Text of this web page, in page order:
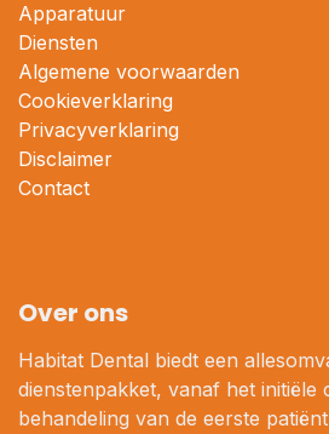
Apparatuur
Diensten
Algemene voorwaarden
Cookieverklaring
Privacyverklaring
Disclaimer
Contact
Over ons
Habitat Dental biedt een
dienstenpakket, vanaf het initiële
behandeling van de eerste